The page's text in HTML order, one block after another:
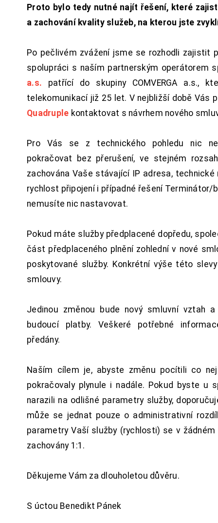
Proto bylo tedy nutné najít řešení, které
a zachování kvality služeb, na kterou jste
Po pečlivém zvážení jsme se rozhodli zajistit
spolupráci s naším partnerským operátorem
a.s. patřící do skupiny COMVERGA a.s.,
telekomunikací již 25 let. V nejbližší době Vás
Quadruple kontaktovat s návrhem nového
Pro Vás se z technického pohledu nic
pokračovat bez přerušení, ve stejném
zachována Vaše stávající IP adresa, technické
rychlost připojení i případné řešení Terminátor/
nemusíte nic nastavovat.
Pokud máte služby předplacené dopředu,
část předplaceného plnění zohlední v nové
poskytované služby. Konkrétní výše této
smlouvy.
Jedinou změnou bude nový smluvní vztah
budoucí platby. Veškeré potřebné
předány.
Naším cílem je, abyste změnu pocítili co
pokračovaly plynule i nadále. Pokud byste u
narazili na odlišné parametry služby,
může se jednat pouze o administrativní
parametry Vaší služby (rychlosti) se v
zachovány 1:1.
Děkujeme Vám za dlouholetou důvěru.
S úctou Benedikt Pánek